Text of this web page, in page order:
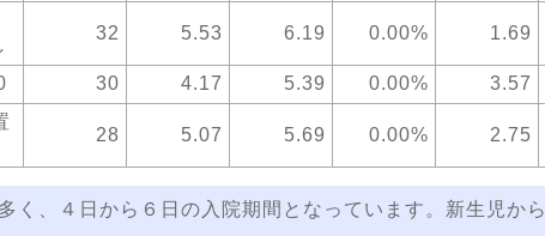
32 5.53 6.19 0.00% 1.69
30 4.17 5.39 0.00% 3.57
28 5.07 5.69 0.00% 2.75
、４日から６日の入院期間となっています。新生児から